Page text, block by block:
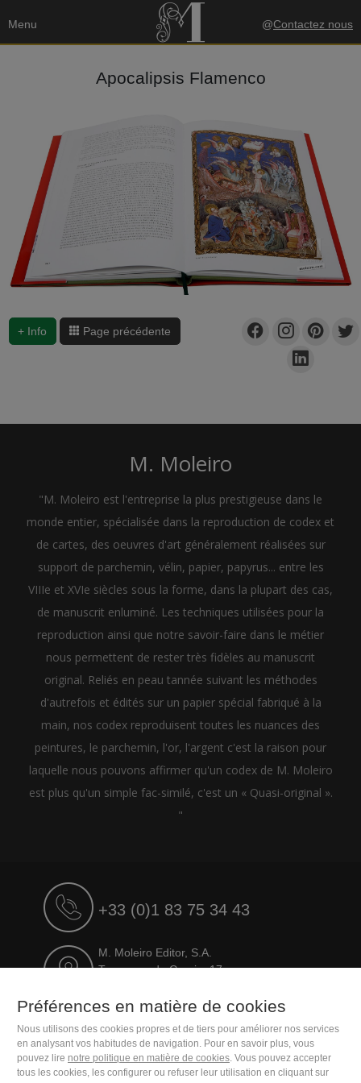
Menu @Contactez nous
Apocalipsis Flamenco
+ Info Page précédente
M. Moleiro
"M. Moleiro est l'entreprise la plus prestigieuse dans le
monde entier, spécialisée dans la reproduction de codex et
de cartes, des oeuvres d'art généralement réalisées sur
support de parchemin, vélin, papier, papyrus... entre les
VIIIe et XVIe siècles sous la forme, dans la plupart des cas,
de manuscrit enluminé. Les techniques utilisées pour la
reproduction ainsi que notre savoir-faire dans le métier
nous permettent de rester très fidèles au manuscrit
original. Reliés en peau tannée suivant les méthodes
d'autrefois et édités sur un papier spécial fabriqué à la
main, nos codex reproduisent toutes les nuances des
peintures, le parchemin, l'or, l'argent c'est la raison pour
laquelle nous pouvons affirmer qu'un codex de M. Moleiro
est plus qu'un simple fac-similé, c'est un « Quasi-original ».
"
+33 (0)1 83 75 34 43
M. Moleiro Editor, S.A.
Travesera de Gracia, 17
Préférences en matière de cookies
Nous utilisons des cookies propres et de tiers pour améliorer nos services
en analysant vos habitudes de navigation. Pour en savoir plus, vous
pouvez lire notre politique en matière de cookies. Vous pouvez accepter
tous les cookies, les configurer ou refuser leur utilisation en cliquant sur